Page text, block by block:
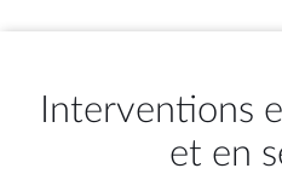
Interventions
et en